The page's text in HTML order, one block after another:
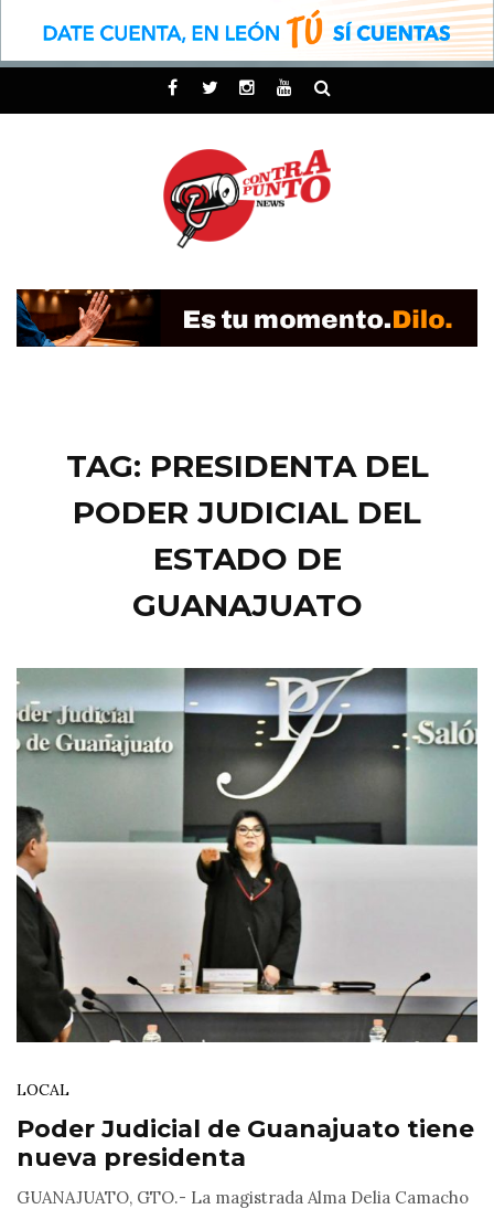
TAG: PRESIDENTA DEL
PODER JUDICIAL DEL
ESTADO DE
GUANAJUATO
LOCAL
Poder Judicial de Guanajuato tiene
nueva presidenta
GUANAJUATO, GTO.- La magistrada Alma Delia Camacho